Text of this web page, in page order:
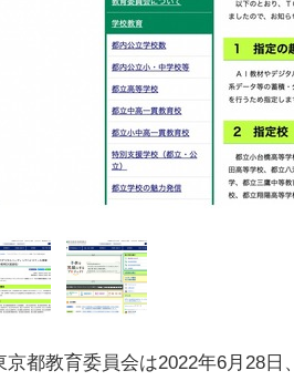
都教育委員会は2022年6月28日、